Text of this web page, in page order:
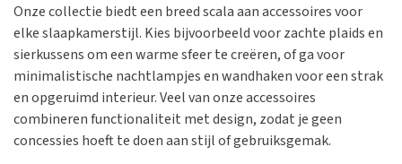
Onze collectie biedt een breed scala aan accessoires voor
elke slaapkamerstijl. Kies bijvoorbeeld voor zachte plaids en
sierkussens om een warme sfeer te creëren, of ga voor
minimalistische nachtlampjes en wandhaken voor een strak
en opgeruimd interieur. Veel van onze accessoires
combineren functionaliteit met design, zodat je geen
concessies hoeft te doen aan stijl of gebruiksgemak.